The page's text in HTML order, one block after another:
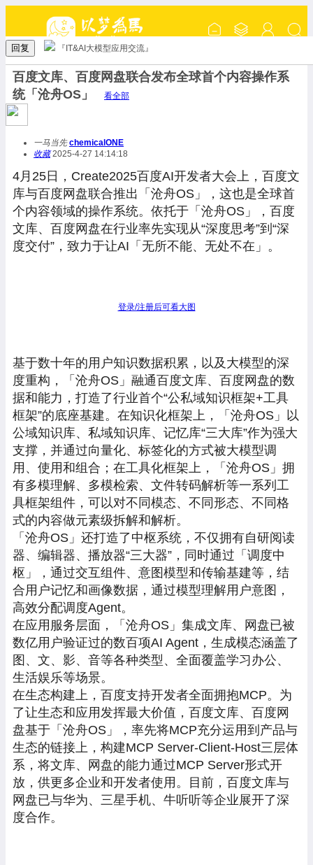
回复 『IT&AI大模型应用交流』
百度文库、百度网盘联合发布全球首个内容操作系
统「沧舟OS」
看全部
一马当先 chemicalONE
收藏2025-4-27 14:14:18
4月25日，Create2025百度AI开发者大会上，百度文
库与百度网盘联合推出「沧舟OS」，这也是全球首
个内容领域的操作系统。依托于「沧舟OS」，百度
文库、百度网盘在行业率先实现从“深度思考”到“深
度交付”，致力于让AI「无所不能、无处不在」。
登录/注册后可看大图
基于数十年的用户知识数据积累，以及大模型的深
度重构，「沧舟OS」融通百度文库、百度网盘的数
据和能力，打造了行业首个“公私域知识框架+工具
框架”的底座基建。在知识化框架上，「沧舟OS」以
公域知识库、私域知识库、记忆库“三大库”作为强大
支撑，并通过向量化、标签化的方式被大模型调
用、使用和组合；在工具化框架上，「沧舟OS」拥
有多模理解、多模检索、文件转码解析等一系列工
具框架组件，可以对不同模态、不同形态、不同格
式的内容做元素级拆解和解析。
「沧舟OS」还打造了中枢系统，不仅拥有自研阅读
器、编辑器、播放器“三大器”，同时通过「调度中
枢」，通过交互组件、意图模型和传输基建等，结
合用户记忆和画像数据，通过模型理解用户意图，
高效分配调度Agent。
在应用服务层面，「沧舟OS」集成文库、网盘已被
数亿用户验证过的数百项AI Agent，生成模态涵盖了
图、文、影、音等各种类型、全面覆盖学习办公、
生活娱乐等场景。
在生态构建上，百度支持开发者全面拥抱MCP。为
了让生态和应用发挥最大价值，百度文库、百度网
盘基于「沧舟OS」，率先将MCP充分运用到产品与
生态的链接上，构建MCP Server-Client-Host三层体
系，将文库、网盘的能力通过MCP Server形式开
放，供更多企业和开发者使用。目前，百度文库与
网盘已与华为、三星手机、牛听听等企业展开了深
度合作。